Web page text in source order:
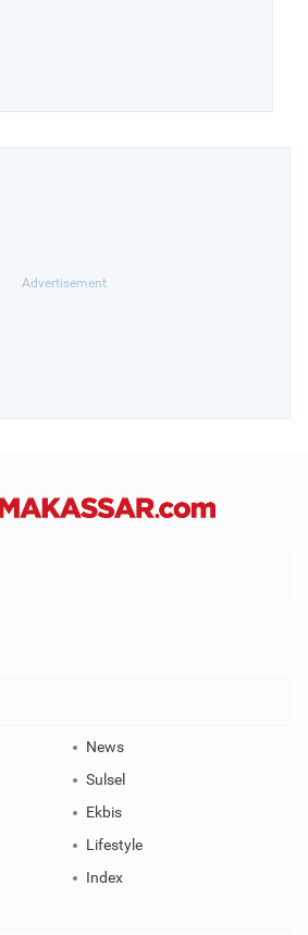
News
Sulsel
Ekbis
Lifestyle
Index